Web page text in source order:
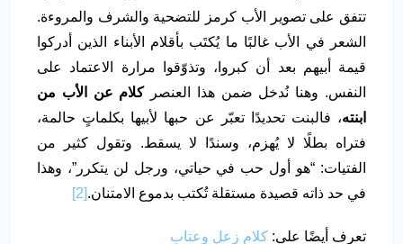
تتفق على تصوير الأب كرمز للتضحية والشرف والمروءة.
الشعر في الأب غالبًا ما يُكتَب بأقلام الأبناء الذين أدركوا
قيمة أبيهم بعد أن كبروا، وتذوّقوا مرارة الاعتماد على
النفس. وهنا نُدخل ضمن هذا العنصركلام عن الأب من
ابنته، فالبنت تحديدًا تعبّر عن حبها لأبيها بكلماتٍ حالمة،
فتراه بطلًا لا يُهزم، وسندًا لا يسقط. وتقول كثير من
الفتيات: “هو أول حب في حياتي، ورجل لن يتكرر”، وهذا
في حد ذاته قصيدة مستقلة تُكتب بدموع الامتنان.[2]
تعرف أيضًا على: كلام زعل وعتاب